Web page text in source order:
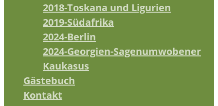
2018-Toskana und Ligurien
2019-Südafrika
2024-Berlin
2024-Georgien-Sagenumwobener
Kaukasus
Gästebuch
Kontakt